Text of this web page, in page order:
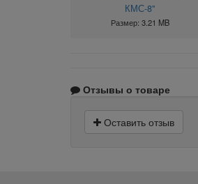
КМС-8"
Размер: 3.21 MB
Отзывы о товаре
Оставить отзыв